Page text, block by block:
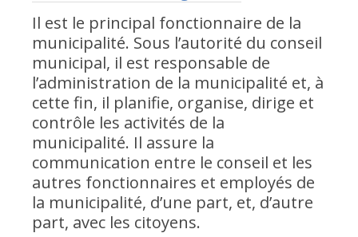
Il est le principal fonctionnaire de la
municipalité. Sous l’autorité du conseil
municipal, il est responsable de
l’administration de la municipalité et, à
cette fin, il planifie, organise, dirige et
contrôle les activités de la
municipalité. Il assure la
communication entre le conseil et les
autres fonctionnaires et employés de
la municipalité, d’une part, et, d’autre
part, avec les citoyens.